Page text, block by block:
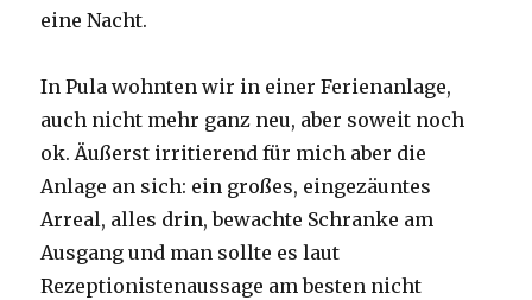
eine Nacht.
In Pula wohnten wir in einer Ferienanlage,
auch nicht mehr ganz neu, aber soweit noch
ok. Äußerst irritierend für mich aber die
Anlage an sich: ein großes, eingezäuntes
Arreal, alles drin, bewachte Schranke am
Ausgang und man sollte es laut
Rezeptionistenaussage am besten nicht